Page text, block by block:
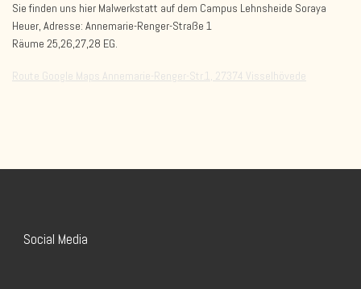
Sie finden uns hier Malwerkstatt auf dem Campus Lehnsheide Soraya
Heuer, Adresse: Annemarie-Renger-Straße 1
Räume 25,26,27,28 EG.
Route Google Maps Annemarie-Renger-Str.1, 27374 Visselhövede
Social Media